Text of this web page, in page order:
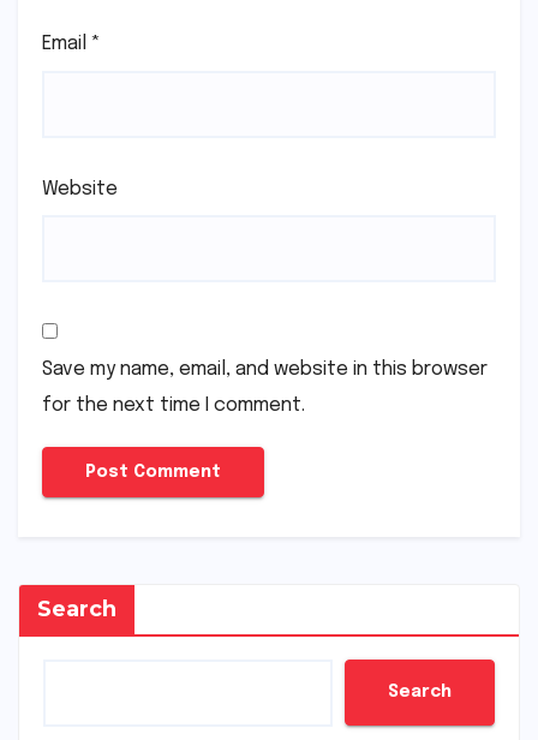
Email *
Website
Save my name, email, and website in this browser
for the next time I comment.
Search
Search